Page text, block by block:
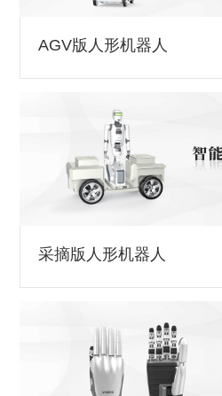
AGV版人形机器人
采摘版人形机器人